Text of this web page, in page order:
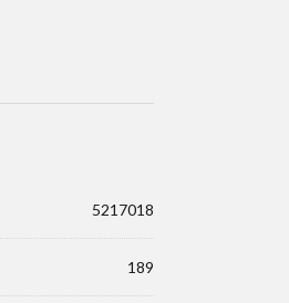
5217018
189